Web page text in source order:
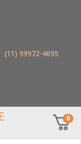
(11) 99972-4695
0